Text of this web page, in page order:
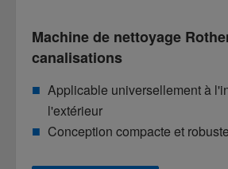
Machine de nettoyage
canalisations
Applicable universellement à
l'extérieur
Conception compacte et robuste